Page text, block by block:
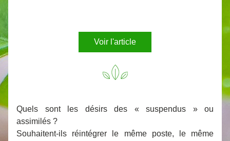
Voir l'article
Quels sont les désirs des « suspendus » ou
assimilés ?
Souhaitent-ils réintégrer le même poste, le même